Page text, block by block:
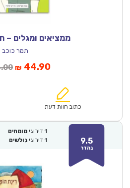
ממציאים ומגלים –
תמר כוכב
המחיר
₪64.00.
₪ 44.90המחיר
הוא:
כתוב חוות דעת
9.5
נהדר
1 דירוגי מומחים
1 דירוגי גולשים